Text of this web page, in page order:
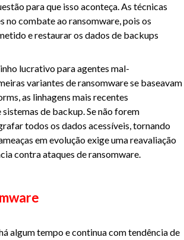
para que isso aconteça. As técnicas
combate ao ransomware, pois os
e restaurar os dados de backups
lucrativo para agentes mal-
variantes de ransomware se baseavam
as linhagens mais recentes
de backup. Se não forem
todos os dados acessíveis, tornando
em evolução exige uma reavaliação
contra ataques de ransomware.
algum tempo e continua com tendência de